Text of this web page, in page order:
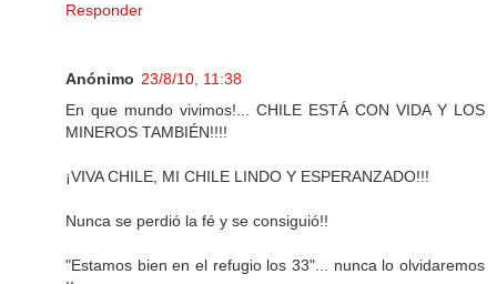
Responder
Anónimo 23/8/10, 11:38
En que mundo vivimos!... CHILE ESTÁ CON VIDA Y LOS
MINEROS TAMBIÉN!!!!
¡VIVA CHILE, MI CHILE LINDO Y ESPERANZADO!!!
Nunca se perdió la fé y se consiguió!!
"Estamos bien en el refugio los 33"... nunca lo olvidaremos